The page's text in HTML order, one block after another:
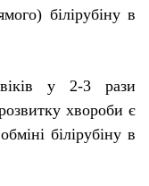
білірубіну в
у 2-3 рази
хвороби є
білірубіну в